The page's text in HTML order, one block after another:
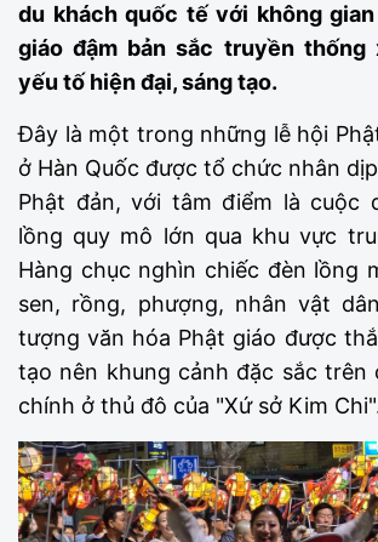
du khách quốc tế với không
giáo đậm bản sắc truyền thống
yếu tố hiện đại, sáng tạo.
Đây là một trong những lễ hội
ở Hàn Quốc được tổ chức nhân
Phật đản, với tâm điểm là cuộc
lồng quy mô lớn qua khu vực
Hàng chục nghìn chiếc đèn lồng
sen, rồng, phượng, nhân vật
tượng văn hóa Phật giáo được
tạo nên khung cảnh đặc sắc trên
chính ở thủ đô của "Xứ sở Kim